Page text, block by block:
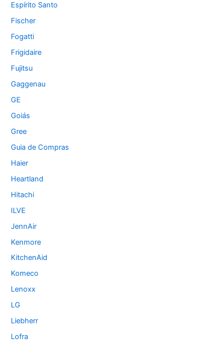
Espírito Santo
Fischer
Fogatti
Frigidaire
Fujitsu
Gaggenau
GE
Goiás
Gree
Guia de Compras
Haier
Heartland
Hitachi
ILVE
JennAir
Kenmore
KitchenAid
Komeco
Lenoxx
LG
Liebherr
Lofra